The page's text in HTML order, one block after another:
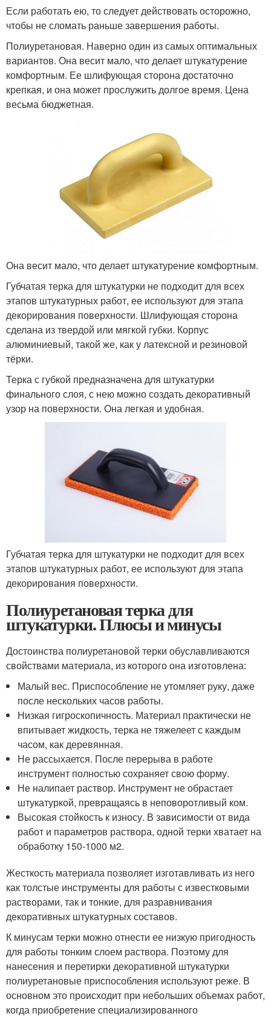
Если работать ею, то следует действовать осторожно,
чтобы не сломать раньше завершения работы.
Полиуретановая. Наверно один из самых оптимальных
вариантов. Она весит мало, что делает штукатурение
комфортным. Ее шлифующая сторона достаточно
крепкая, и она может прослужить долгое время. Цена
весьма бюджетная.
Она весит мало, что делает штукатурение комфортным.
Губчатая терка для штукатурки не подходит для всех
этапов штукатурных работ, ее используют для этапа
декорирования поверхности. Шлифующая сторона
сделана из твердой или мягкой губки. Корпус
алюминиевый, такой же, как у латексной и резиновой
тёрки.
Терка с губкой предназначена для штукатурки
финального слоя, с нею можно создать декоративный
узор на поверхности. Она легкая и удобная.
Губчатая терка для штукатурки не подходит для всех
этапов штукатурных работ, ее используют для этапа
декорирования поверхности.
Полиуретановая терка для
штукатурки. Плюсы и минусы
Достоинства полиуретановой терки обуславливаются
свойствами материала, из которого она изготовлена:
Малый вес. Приспособление не утомляет руку, даже
после нескольких часов работы.
Низкая гигроскопичность. Материал практически не
впитывает жидкость, терка не тяжелеет с каждым
часом, как деревянная.
Не рассыхается. После перерыва в работе
инструмент полностью сохраняет свою форму.
Не налипает раствор. Инструмент не обрастает
штукатуркой, превращаясь в неповоротливый ком.
Высокая стойкость к износу. В зависимости от вида
работ и параметров раствора, одной терки хватает на
обработку 150-1000 м2.
Жесткость материала позволяет изготавливать из него
как толстые инструменты для работы с известковыми
растворами, так и тонкие, для разравнивания
декоративных штукатурных составов.
К минусам терки можно отнести ее низкую пригодность
для работы тонким слоем раствора. Поэтому для
нанесения и перетирки декоративной штукатурки
полиуретановые приспособления используют реже. В
основном это происходит при небольших объемах работ,
когда приобретение специализированного